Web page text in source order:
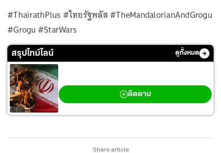
#ThairathPlus #ไทยรัฐพลัส #TheMandalorianAndGrogu
#Grogu #StarWars
สรุปไทม์ไลน์ ดูทั้งหมด
ติดตาม
Share article